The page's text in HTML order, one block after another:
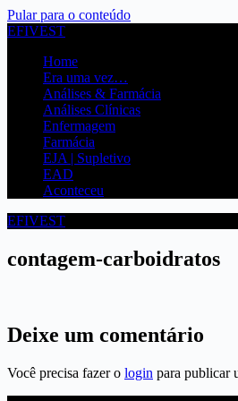
Pular para o conteúdo
EFIVEST
Home
Era uma vez…
Análises & Farmácia
Análises Clínicas
Enfermagem
Farmácia
EJA | Supletivo
EAD
Aconteceu
EFIVEST
contagem-carboidratos
Deixe um comentário
Você precisa fazer o login para publicar